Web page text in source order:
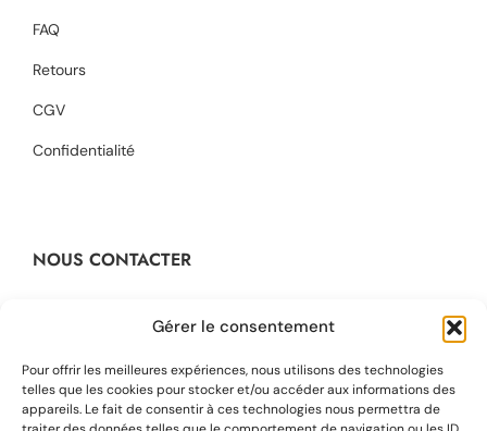
Gérer le consentement
Pour offrir les meilleures expériences, nous utilisons des technologies
telles que les cookies pour stocker et/ou accéder aux informations des
appareils. Le fait de consentir à ces technologies nous permettra de
FAQ
Retours
CGV
Confidentialité
NOUS CONTACTER
48 rue Barbaroux